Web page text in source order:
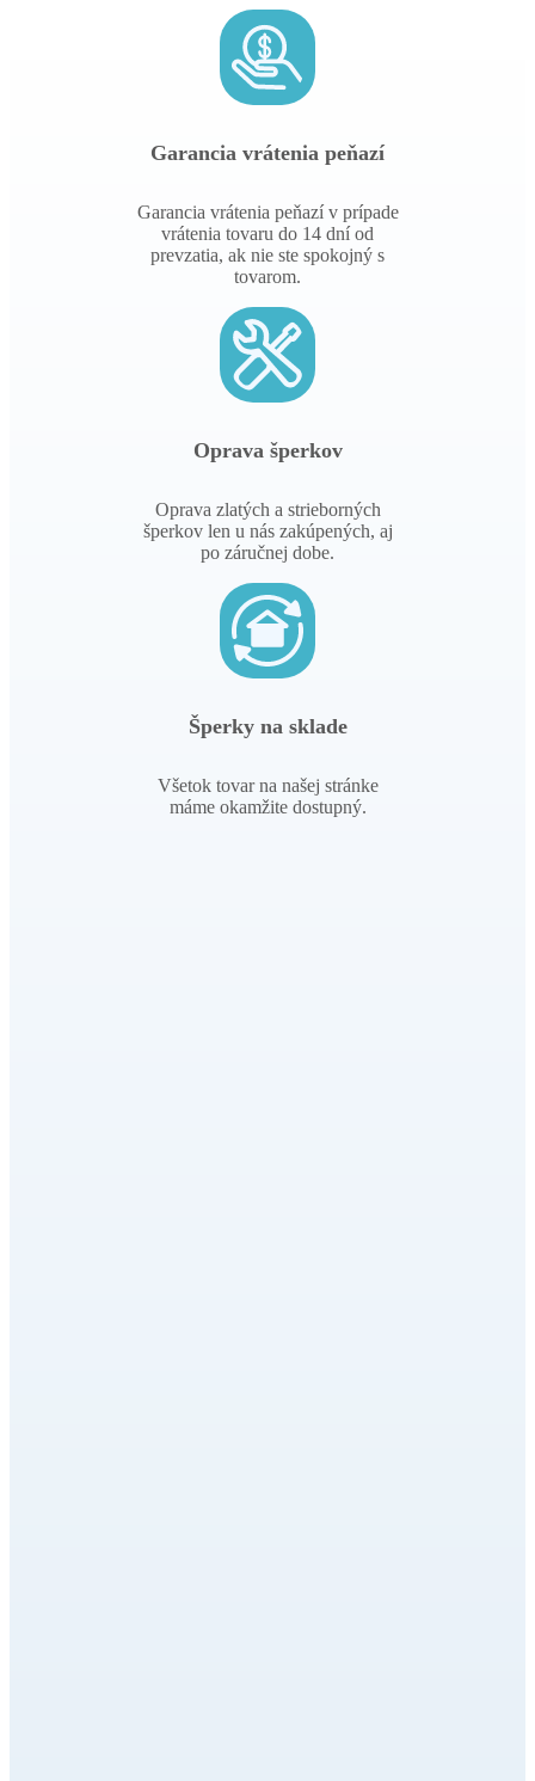
Garancia vrátenia peňazí
Garancia vrátenia peňazí v prípade
vrátenia tovaru do 14 dní od
prevzatia, ak nie ste spokojný s
tovarom.
Oprava šperkov
Oprava zlatých a strieborných
šperkov len u nás zakúpených, aj
po záručnej dobe.
Šperky na sklade
Všetok tovar na našej stránke
máme okamžite dostupný.